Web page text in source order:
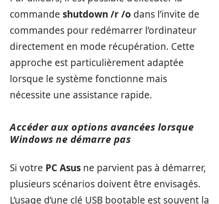
commande shutdown /r /o dans l’invite de
commandes pour redémarrer l’ordinateur
directement en mode récupération. Cette
approche est particulièrement adaptée
lorsque le système fonctionne mais
nécessite une assistance rapide.
Accéder aux options avancées lorsque
Windows ne démarre pas
Si votre PC Asus ne parvient pas à démarrer,
plusieurs scénarios doivent être envisagés.
L’usage d’une clé USB bootable est souvent la